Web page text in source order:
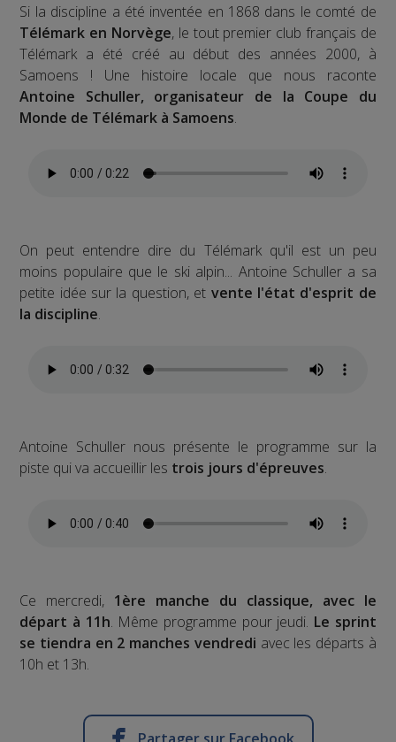
Si la discipline a été inventée en 1868 dans le comté de
Télémark en Norvège, le tout premier club français de
Télémark a été créé au début des années 2000, à
Samoens ! Une histoire locale que nous raconte
Antoine Schuller, organisateur de la Coupe du
Monde de Télémark à Samoens.
On peut entendre dire du Télémark qu'il est un peu
moins populaire que le ski alpin... Antoine Schuller a sa
petite idée sur la question, et vente l'état d'esprit de
la discipline.
Antoine Schuller nous présente le programme sur la
piste qui va accueillir les trois jours d'épreuves.
Ce mercredi, 1ère manche du classique, avec le
départ à 11h. Même programme pour jeudi. Le sprint
se tiendra en 2 manches vendredi avec les départs à
10h et 13h.